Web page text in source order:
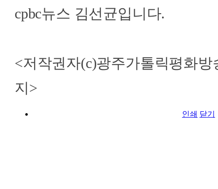
cpbc뉴스 김선균입니다.
<저작권자(c)광주가톨릭평화
지>
인쇄 닫기